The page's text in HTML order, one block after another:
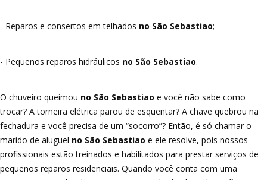
- Reparos e consertos em telhados no São Sebastiao;
- Pequenos reparos hidráulicos no São Sebastiao.
O chuveiro queimou no São Sebastiao e você não sabe como
trocar? A torneira elétrica parou de esquentar? A chave quebrou na
fechadura e você precisa de um “socorro”? Então, é só chamar o
marido de aluguel no São Sebastiao e ele resolve, pois nossos
profissionais estão treinados e habilitados para prestar serviços de
pequenos reparos residenciais. Quando você conta com uma